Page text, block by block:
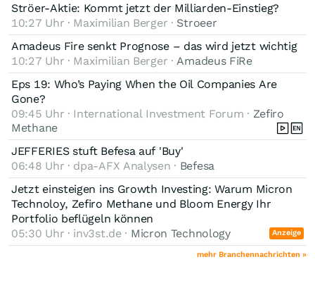
Ströer-Aktie: Kommt jetzt der Milliarden-Einstieg?
10:27 Uhr · Maximilian Berger · Stroeer
Amadeus Fire senkt Prognose – das wird jetzt wichtig
10:27 Uhr · Maximilian Berger · Amadeus FiRe
Eps 19: Who’s Paying When the Oil Companies Are
Gone?
09:45 Uhr · International Investment Forum · Zefiro
Methane
JEFFERIES stuft Befesa auf 'Buy'
06:48 Uhr · dpa-AFX Analysen · Befesa
Jetzt einsteigen ins Growth Investing: Warum Micron
Technoloy, Zefiro Methane und Bloom Energy Ihr
Portfolio beflügeln können
05:30 Uhr · inv3st.de · Micron Technology Anzeige
mehr Branchennachrichten »